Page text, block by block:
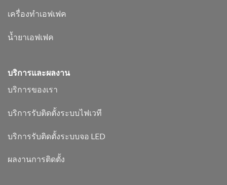
เครื่องทำเอฟเฟค
น้ำยาเอฟเฟค
บริการและผลงาน
บริการของเรา
บริการรับติดตั้งระบบไฟเวที
บริการรับติดตั้งระบบจอ LED
ผลงานการติดตั้ง